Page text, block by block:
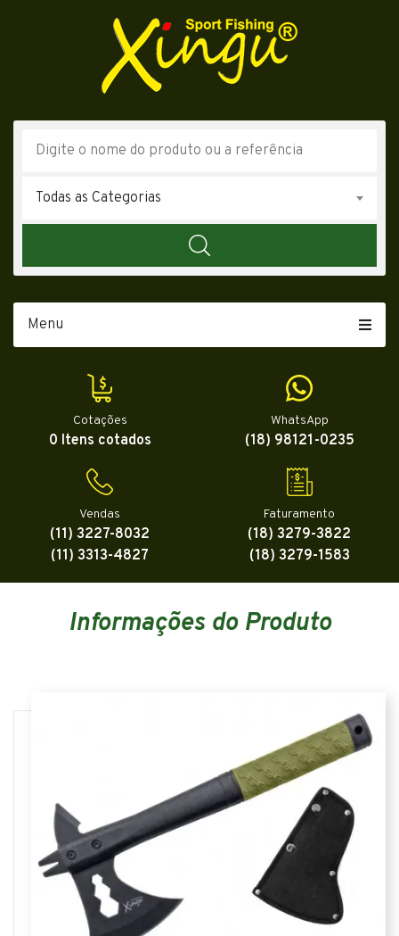
Todas as Categorias
Menu
Cotações
0 Itens cotados
WhatsApp
(18) 98121-0235
Vendas
(11) 3227-8032
(11) 3313-4827
Faturamento
(18) 3279-3822
(18) 3279-1583
Informações do Produto